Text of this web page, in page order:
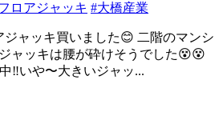
ロアジャッキ #大橋産業
ジャッキ買いました😊 二階のマンシ
ャッキは腰が砕けそうでした😵😵
‼️いや〜大きいジャッ...